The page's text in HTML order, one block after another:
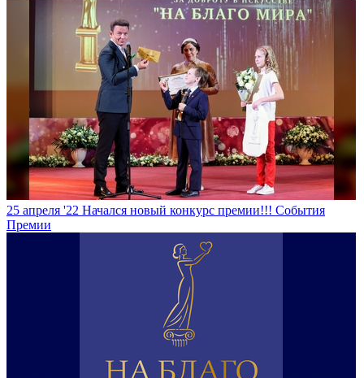
25 апреля '22 Начался новый конкурс премии!!! События
Премии